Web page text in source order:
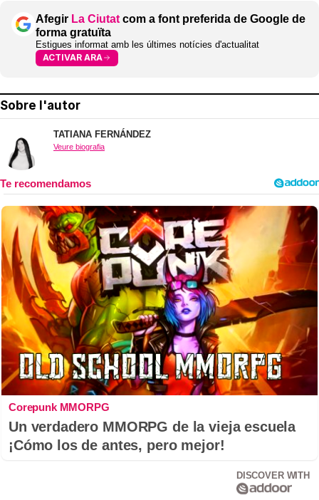
Afegir La Ciutat com a font preferida de Google de
forma gratuïta
Estigues informat amb les últimes notícies d'actualitat
ACTIVAR ARA
Sobre l'autor
TATIANA FERNÁNDEZ
Veure biografia
Corepunk MMORPG
Un verdadero MMORPG de la vieja escuela
¡Cómo los de antes, pero mejor!
DISCOVER WITH